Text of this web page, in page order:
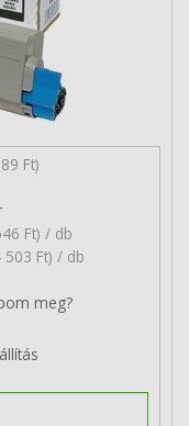
Ft)
Ft) / db
Ft) / db
meg?